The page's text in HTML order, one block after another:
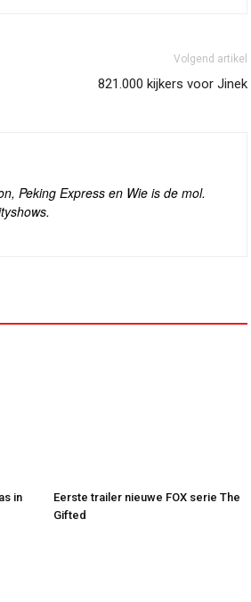
Volgend artikel
821.000 kijkers voor Jinek
Peking Express en Wie is de mol.
in
Eerste trailer nieuwe FOX serie The
Gifted